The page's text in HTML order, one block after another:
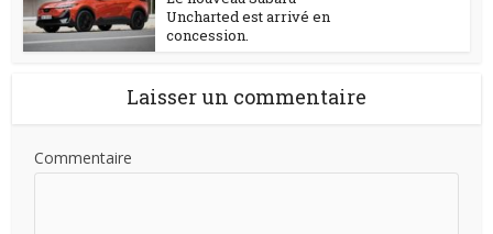
Uncharted est arrivé en
concession.
Laisser un commentaire
Commentaire